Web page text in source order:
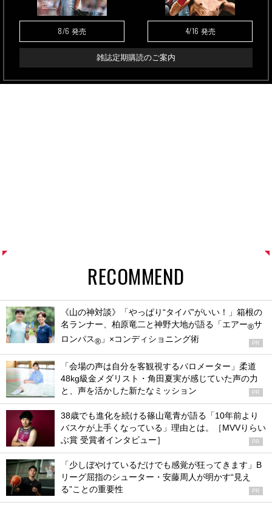
8/6 発売 4/16 発売
雑誌定期購読のご案内
RECOMMEND
《山の神対談》「やっぱり“タイパ”がいい！」箱根の
名ランナー、柏原竜二と神野大地が語る「エアー®サ
ロンパス® 」×コンディショニング術 PR
「会場の声は自分を客観視するバロメーター」柔道
48kg級金メダリスト・角田夏実が感じていた声の力
と、声を活かした新たなミッション
PR
38歳でも進化を続ける篠山竜青が語る「10年前より
バスケが上手くなっている」理由とは。［MVVりらい
ぶ賞 受賞者インタビュー］
PR
「少しぼやけているだけでも感覚が狂ってきます」B
リーグ屈指のシューター・安藤周人が明かす“見え
る”ことの重要性
PR